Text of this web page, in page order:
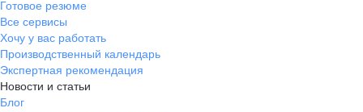
Готовое резюме
Все сервисы
Хочу у вас работать
Производственный календарь
Экспертная рекомендация
Новости и статьи
Блог